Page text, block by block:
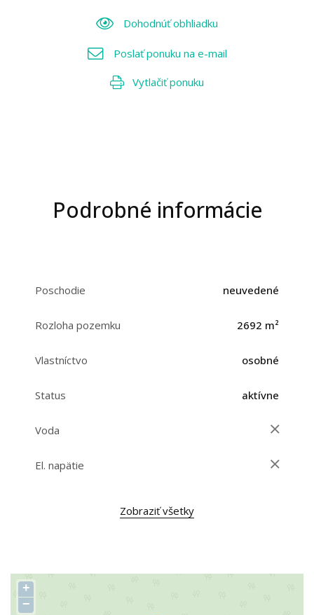
Dohodnúť obhliadku
Poslať ponuku na e-mail
Vytlačiť ponuku
Podrobné informácie
Poschodie neuvedené
Rozloha pozemku 2692 m²
Vlastníctvo osobné
Status aktívne
Voda
El. napätie
Zobraziť všetky
+
−